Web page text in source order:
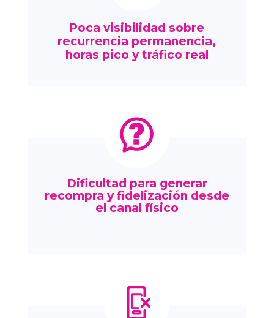
Poca visibilidad sobre
recurrencia permanencia,
horas pico y tráfico real
Dificultad para generar
recompra y fidelización desde
el canal físico